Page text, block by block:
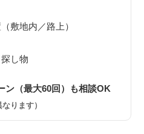
敷地内／路上）
し物
ン（最大60回）も相談OK
ります）